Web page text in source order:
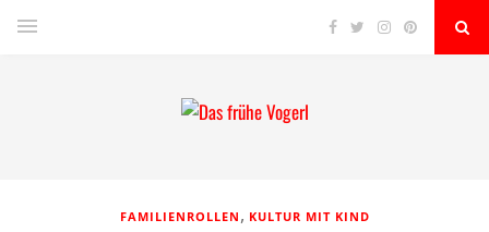
FAMILIENROLLEN , KULTUR MIT KIND